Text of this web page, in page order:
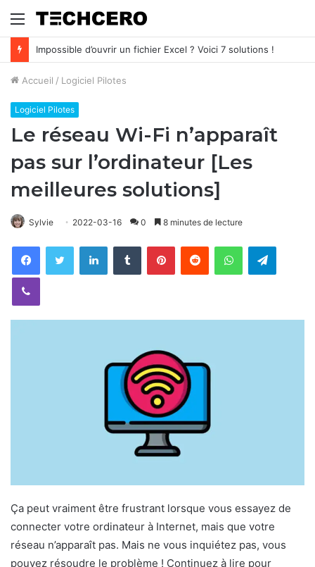
Menu
[RÉSOLU] L’ordinateur est allumé mais l’écran reste noir
Accueil / Logiciel Pilotes
Logiciel Pilotes
Le réseau Wi-Fi n’apparaît
pas sur l’ordinateur [Les
meilleures solutions]
Sylvie 2022-03-16 0 8 minutes de lecture
Ça peut vraiment être frustrant lorsque vous essayez de
connecter votre ordinateur à Internet, mais que votre
réseau n’apparaît pas. Mais ne vous inquiétez pas, vous
pouvez résoudre le problème ! Continuez à lire pour